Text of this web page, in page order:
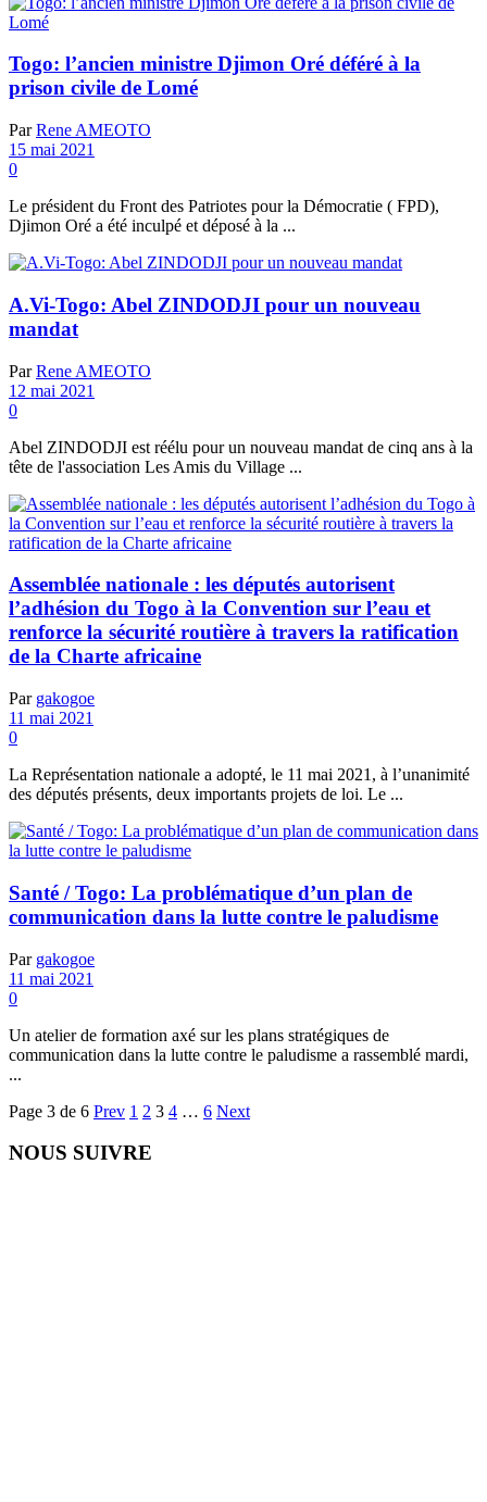
Togo: l’ancien ministre Djimon Oré déféré à la
prison civile de Lomé
Par Rene AMEOTO
15 mai 2021
0
Le président du Front des Patriotes pour la Démocratie ( FPD),
Djimon Oré a été inculpé et déposé à la ...
A.Vi-Togo: Abel ZINDODJI pour un nouveau
mandat
Par Rene AMEOTO
12 mai 2021
0
Abel ZINDODJI est réélu pour un nouveau mandat de cinq ans à la
tête de l'association Les Amis du Village ...
Assemblée nationale : les députés autorisent
l’adhésion du Togo à la Convention sur l’eau et
renforce la sécurité routière à travers la ratification
de la Charte africaine
Par gakogoe
11 mai 2021
0
La Représentation nationale a adopté, le 11 mai 2021, à l’unanimité
des députés présents, deux importants projets de loi. Le ...
Santé / Togo: La problématique d’un plan de
communication dans la lutte contre le paludisme
Par gakogoe
11 mai 2021
0
Un atelier de formation axé sur les plans stratégiques de
communication dans la lutte contre le paludisme a rassemblé mardi,
...
Page 3 de 6 Prev 1 2 3 4 … 6 Next
NOUS SUIVRE